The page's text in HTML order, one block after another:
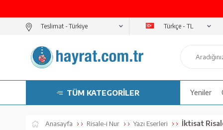
Teslimat - Türkçe - TL
TÜM KATEGORİLER Yeniler
Anasayfa Risale-i Nur Yazı Eserleri İktisat